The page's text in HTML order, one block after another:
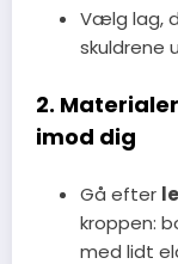
Vælg lag,
skuldrene
2.
imod dig
Gå efter
kroppen:
med lidt